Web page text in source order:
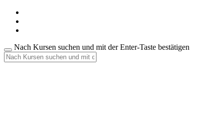
Nach Kursen suchen und mit der Enter-Taste bestätigen